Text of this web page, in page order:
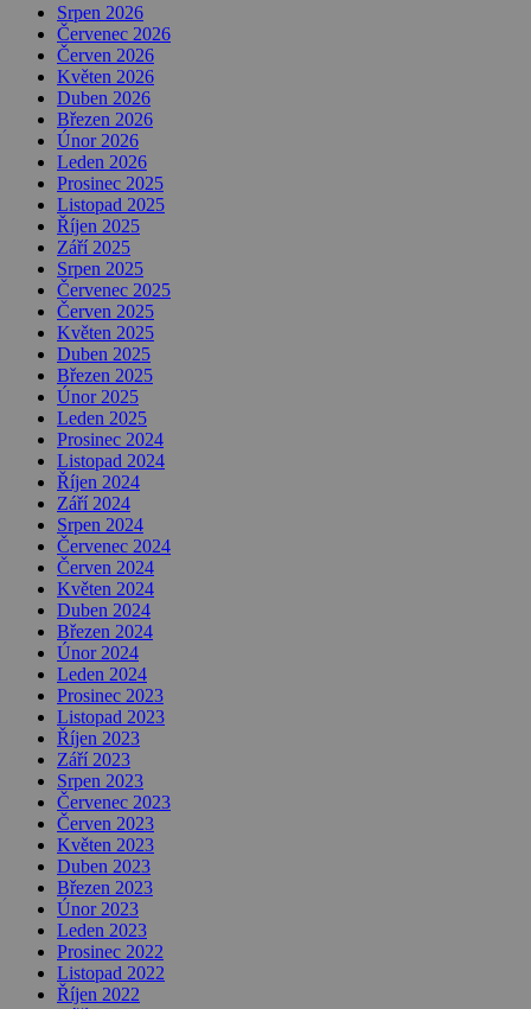
Srpen 2026
Červenec 2026
Červen 2026
Květen 2026
Duben 2026
Březen 2026
Únor 2026
Leden 2026
Prosinec 2025
Listopad 2025
Říjen 2025
Září 2025
Srpen 2025
Červenec 2025
Červen 2025
Květen 2025
Duben 2025
Březen 2025
Únor 2025
Leden 2025
Prosinec 2024
Listopad 2024
Říjen 2024
Září 2024
Srpen 2024
Červenec 2024
Červen 2024
Květen 2024
Duben 2024
Březen 2024
Únor 2024
Leden 2024
Prosinec 2023
Listopad 2023
Říjen 2023
Září 2023
Srpen 2023
Červenec 2023
Červen 2023
Květen 2023
Duben 2023
Březen 2023
Únor 2023
Leden 2023
Prosinec 2022
Listopad 2022
Říjen 2022